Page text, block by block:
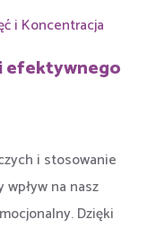
i Koncentracja
efektywnego
i stosowanie
na nasz
Dzięki